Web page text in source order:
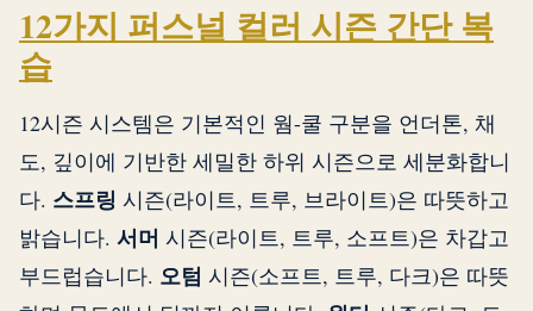
12가지 퍼스널 컬러 시즌 간단 복
습
12시즌 시스템은 기본적인 웜-쿨 구분을 언더톤, 채
도, 깊이에 기반한 세밀한 하위 시즌으로 세분화합니
다. 스프링 시즌(라이트, 트루, 브라이트)은 따뜻하고
밝습니다. 서머 시즌(라이트, 트루, 소프트)은 차갑고
부드럽습니다. 오텀 시즌(소프트, 트루, 다크)은 따뜻